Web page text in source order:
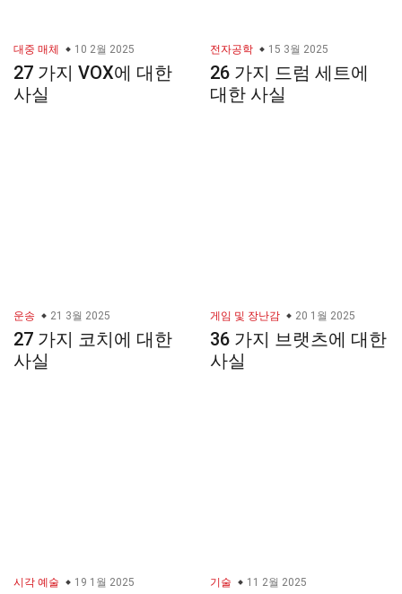
대중 매체 10 2월 2025
27 가지 VOX에 대한
사실
전자공학 15 3월 2025
26 가지 드럼 세트에
대한 사실
운송 21 3월 2025
27 가지 코치에 대한
사실
게임 및 장난감 20 1월 2025
36 가지 브랫츠에 대한
사실
시각 예술 19 1월 2025 기술 11 2월 2025